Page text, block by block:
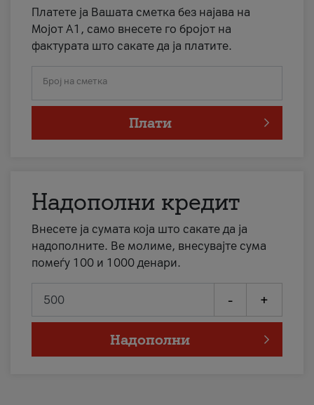
Платете ја Вашата сметка без најава на
Мојот А1, само внесете го бројот на
фактурата што сакате да ја платите.
Број на сметка
Плати
Надополни кредит
Внесете ја сумата која што сакате да ја
надополните. Ве молиме, внесувајте сума
помеѓу 100 и 1000 денари.
- +
Надополни